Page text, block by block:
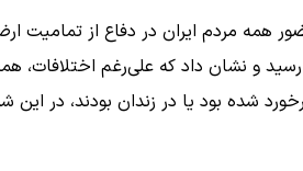
همه مردم ایران در دفاع از تمامیت
و نشان داد که علی‌رغم اختلافات، همه
شده بود یا در زندان بودند، در این